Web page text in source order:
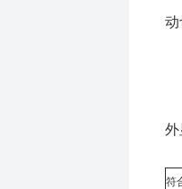
动
外
符